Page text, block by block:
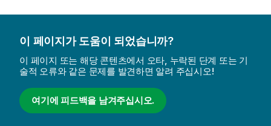
이 페이지가 도움이 되었습니까?
이 페이지 또는 해당 콘텐츠에서 오타, 누락된 단계 또는 기
술적 오류와 같은 문제를 발견하면 알려 주십시오!
여기에 피드백을 남겨주십시오.